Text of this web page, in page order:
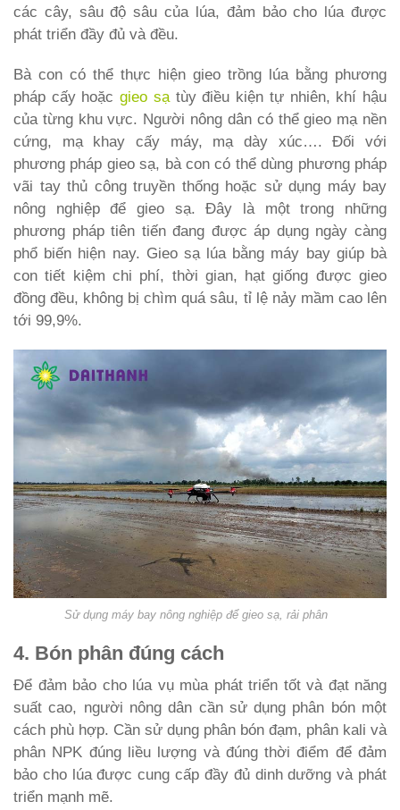
các cây, sâu độ sâu của lúa, đảm bảo cho lúa được
phát triển đầy đủ và đều.
Bà con có thể thực hiện gieo trồng lúa bằng phương
pháp cấy hoặcgieo sạtùy điều kiện tự nhiên, khí hậu
của từng khu vực. Người nông dân có thể gieo mạ nền
cứng, mạ khay cấy máy, mạ dày xúc…. Đối với
phương pháp gieo sạ, bà con có thể dùng phương pháp
vãi tay thủ công truyền thống hoặc sử dụng máy bay
nông nghiệp để gieo sạ. Đây là một trong những
phương pháp tiên tiến đang được áp dụng ngày càng
phổ biến hiện nay. Gieo sạ lúa bằng máy bay giúp bà
con tiết kiệm chi phí, thời gian, hạt giống được gieo
đồng đều, không bị chìm quá sâu, tỉ lệ nảy mầm cao lên
tới 99,9%.
Sử dụng máy bay nông nghiệp để gieo sạ, rải phân
4. Bón phân đúng cách
Để đảm bảo cho lúa vụ mùa phát triển tốt và đạt năng
suất cao, người nông dân cần sử dụng phân bón một
cách phù hợp. Cần sử dụng phân bón đạm, phân kali và
phân NPK đúng liều lượng và đúng thời điểm để đảm
bảo cho lúa được cung cấp đầy đủ dinh dưỡng và phát
triển mạnh mẽ.